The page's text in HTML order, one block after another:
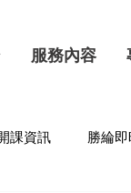
服務內容
課資訊 勝綸